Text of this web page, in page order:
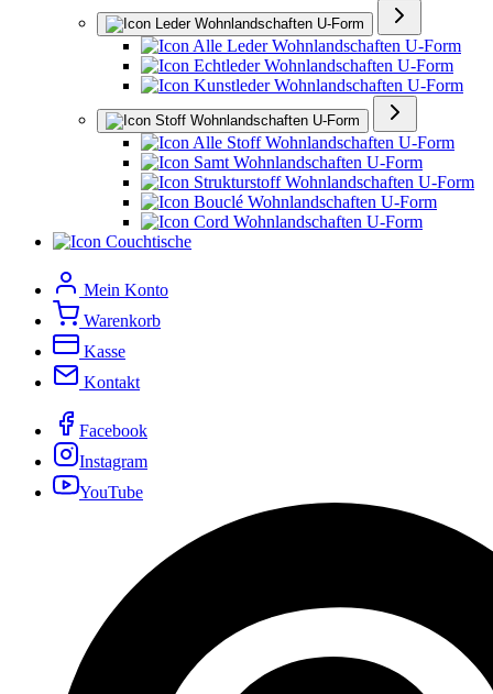
Leder Wohnlandschaften U-Form
Alle Leder Wohnlandschaften U-Form
Echtleder Wohnlandschaften U-Form
Kunstleder Wohnlandschaften U-Form
Stoff Wohnlandschaften U-Form
Alle Stoff Wohnlandschaften U-Form
Samt Wohnlandschaften U-Form
Strukturstoff Wohnlandschaften U-Form
Bouclé Wohnlandschaften U-Form
Cord Wohnlandschaften U-Form
Couchtische
Mein Konto
Warenkorb
Kasse
Kontakt
Facebook
Instagram
YouTube